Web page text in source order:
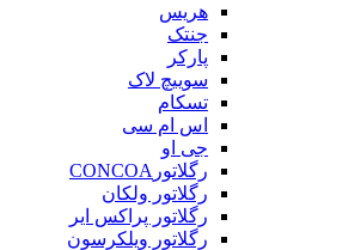
هریس
جنتک
پارکر
سوییچ لاک
تسکام
اس ام سی
جی او
رگلاتورCONCOA
رگلاتور ولکان
رگلاتور پراکس ایر
رگلاتور ویلکرسون